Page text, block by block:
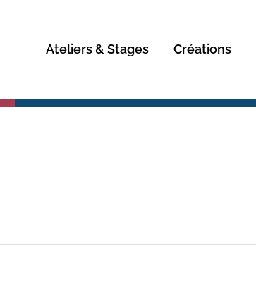
Ateliers & Stages Créations